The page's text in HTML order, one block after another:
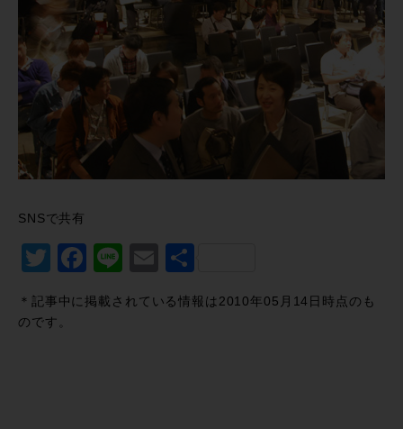
SNSで共有
Twitter
Facebook
LineEmail
＊記事中に掲載されている情報は2010年05月14日時点のも
のです。